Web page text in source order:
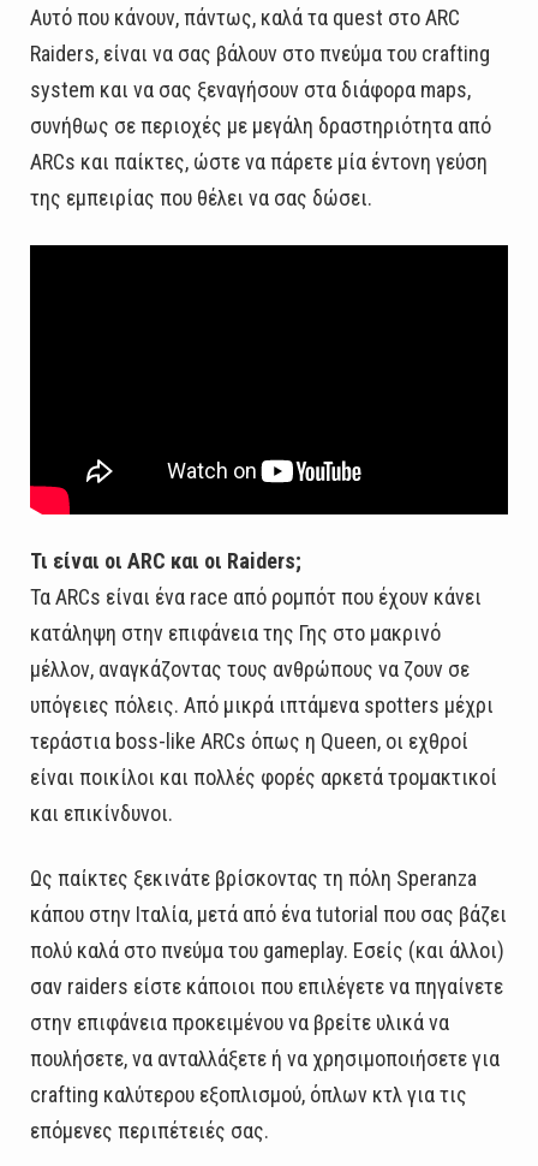
Αυτό που κάνουν, πάντως, καλά τα quest στο ARC
Raiders, είναι να σας βάλουν στο πνεύμα του crafting
system και να σας ξεναγήσουν στα διάφορα maps,
συνήθως σε περιοχές με μεγάλη δραστηριότητα από
ARCs και παίκτες, ώστε να πάρετε μία έντονη γεύση
της εμπειρίας που θέλει να σας δώσει.
Τι είναι οι ARC και οι Raiders;
Τα ARCs είναι ένα race από ρομπότ που έχουν κάνει
κατάληψη στην επιφάνεια της Γης στο μακρινό
μέλλον, αναγκάζοντας τους ανθρώπους να ζουν σε
υπόγειες πόλεις. Από μικρά ιπτάμενα spotters μέχρι
τεράστια boss-like ARCs όπως η Queen, οι εχθροί
είναι ποικίλοι και πολλές φορές αρκετά τρομακτικοί
και επικίνδυνοι.
Ως παίκτες ξεκινάτε βρίσκοντας τη πόλη Speranza
κάπου στην Ιταλία, μετά από ένα tutorial που σας βάζει
πολύ καλά στο πνεύμα του gameplay. Εσείς (και άλλοι)
σαν raiders είστε κάποιοι που επιλέγετε να πηγαίνετε
στην επιφάνεια προκειμένου να βρείτε υλικά να
πουλήσετε, να ανταλλάξετε ή να χρησιμοποιήσετε για
crafting καλύτερου εξοπλισμού, όπλων κτλ για τις
επόμενες περιπέτειές σας.